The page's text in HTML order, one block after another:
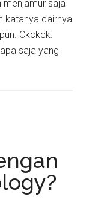
menjamur saja
katanya cairnya
Ckckck.
saja yang